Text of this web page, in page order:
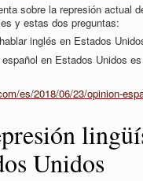
sobre la represión actual
y estas dos preguntas:
inglés en Estados
en Estados Unidos
es/2018/06/23/opinion-
Unidos